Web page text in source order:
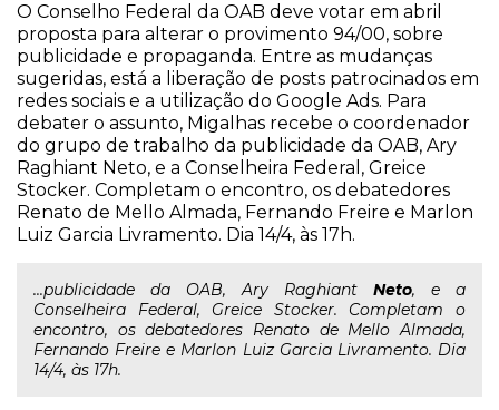
O Conselho Federal da OAB deve votar em abril
proposta para alterar o provimento 94/00, sobre
publicidade e propaganda. Entre as mudanças
sugeridas, está a liberação de posts patrocinados em
redes sociais e a utilização do Google Ads. Para
debater o assunto, Migalhas recebe o coordenador
do grupo de trabalho da publicidade da OAB, Ary
Raghiant Neto, e a Conselheira Federal, Greice
Stocker. Completam o encontro, os debatedores
Renato de Mello Almada, Fernando Freire e Marlon
Luiz Garcia Livramento. Dia 14/4, às 17h.
...publicidade da OAB, Ary Raghiant Neto, e a
Conselheira Federal, Greice Stocker. Completam o
encontro, os debatedores Renato de Mello Almada,
Fernando Freire e Marlon Luiz Garcia Livramento. Dia
14/4, às 17h.